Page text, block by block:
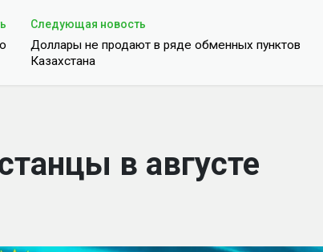
Следующая новость
Доллары не продают в ряде обменных пунктов
Казахстана
в августе